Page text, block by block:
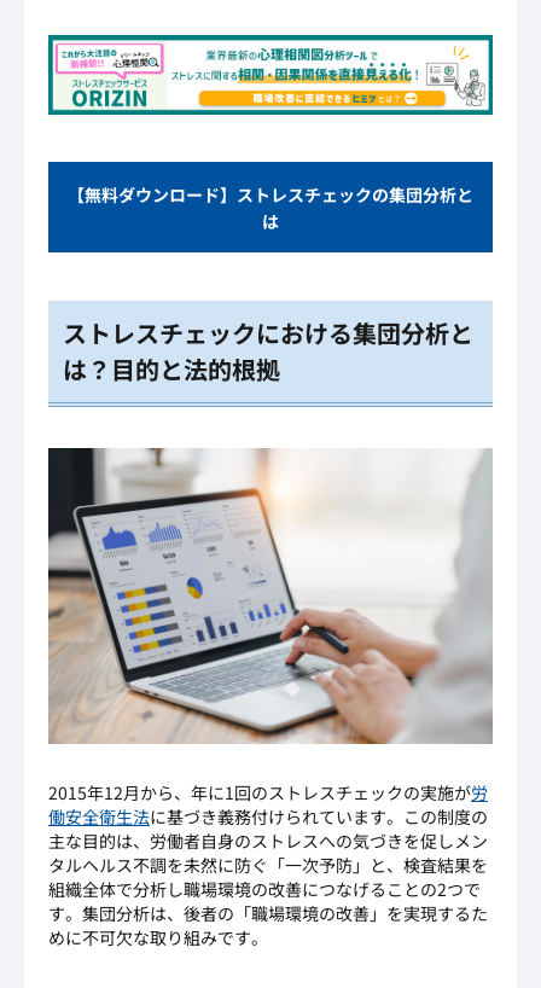
【無料ダウンロード】ストレスチェックの集団分析と
は
ストレスチェックにおける集団分析と
は？目的と法的根拠
2015年12月から、年に1回のストレスチェックの実施が労
働安全衛生法に基づき義務付けられています。この制度の
主な目的は、労働者自身のストレスへの気づきを促しメン
タルヘルス不調を未然に防ぐ「一次予防」と、検査結果を
組織全体で分析し職場環境の改善につなげることの2つで
す。集団分析は、後者の「職場環境の改善」を実現するた
めに不可欠な取り組みです。